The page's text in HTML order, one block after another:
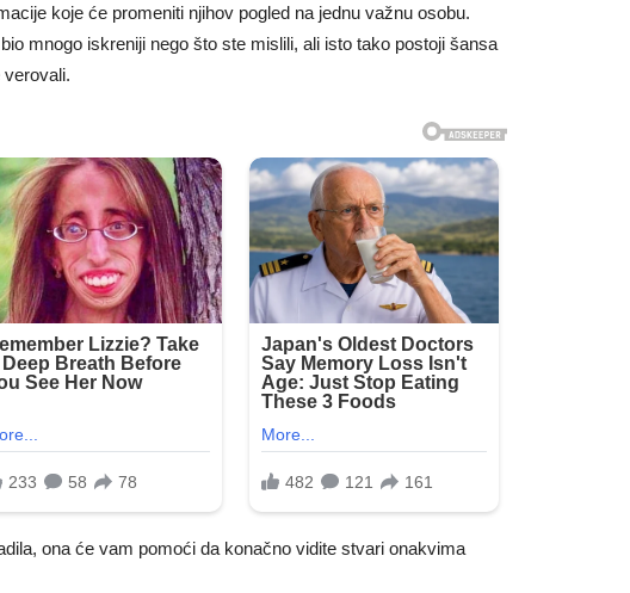
koje će promeniti njihov pogled na jednu važnu osobu.
mnogo iskreniji nego što ste mislili, ali isto tako postoji šansa
ona će vam pomoći da konačno vidite stvari onakvima